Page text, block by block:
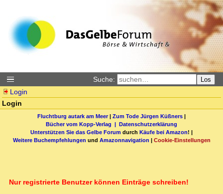
Suche: Los
Login
Login
Fluchtburg autark am Meer| Zum Tode Jürgen Küßners |
Bücher vom Kopp-Verlag | Datenschutzerklärung
Unterstützen Sie das Gelbe Forum durch Käufe bei Amazon! |
Weitere Buchempfehlungen und Amazonnavigation | Cookie-Einstellungen
Nur registrierte Benutzer können Einträge schreiben!